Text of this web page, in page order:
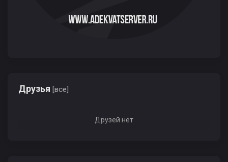
Друзья [все]
Друзей нет